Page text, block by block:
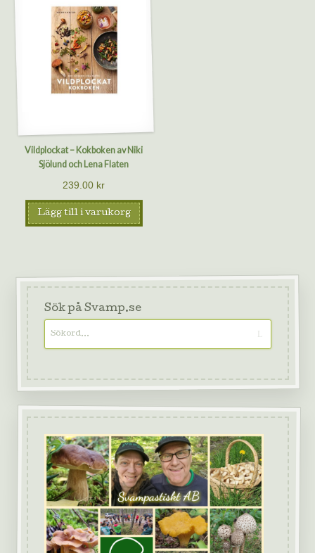
Vildplockat – Kokboken av Niki
Sjölund och Lena Flaten
239.00 kr
Lägg till i varukorg
Sök på Svamp.se